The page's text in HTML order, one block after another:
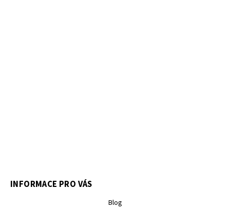
INFORMACE PRO VÁS
Blog